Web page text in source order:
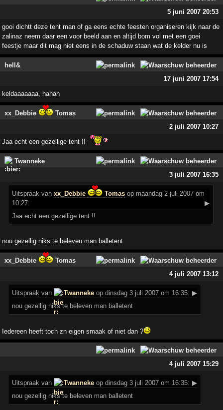
5 juni 2007 20:53
gooi dichtt deze tent man of ga eens echte feesten organiseren kijk naar de
zalinaz neem daar een voor beeld aan en altijd bom vol met een goei
feestje maar dit mag niet eens in de schaduw staan wat de kelder nu is
hell&
17 juni 2007 17:54
keldaaaaaaa, hahah
xx_Debbie
Tomas
2 juli 2007 10:27
Jaa echt een gezellige tent !!
Twanneke
3 juli 2007 16:35
Uitspraak vanxx_Debbie Tomas op maandag 2 juli 2007 om
10:27:
▶
Jaa echt een gezellige tent !!
nou gezellig niks te beleven man balletent
xx_Debbie
Tomas
4 juli 2007 13:12
Uitspraak van Twanneke op dinsdag 3 juli 2007 om 16:35: ▶
nou gezellig niks te beleven man balletent
Iedereen heeft toch zn eigen smaak of niet dan ?
4 juli 2007 15:29
Uitspraak van Twanneke op dinsdag 3 juli 2007 om 16:35: ▶
nou gezellig niks te beleven man balletent